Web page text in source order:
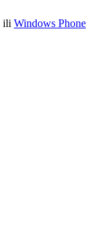
ili Windows Phone